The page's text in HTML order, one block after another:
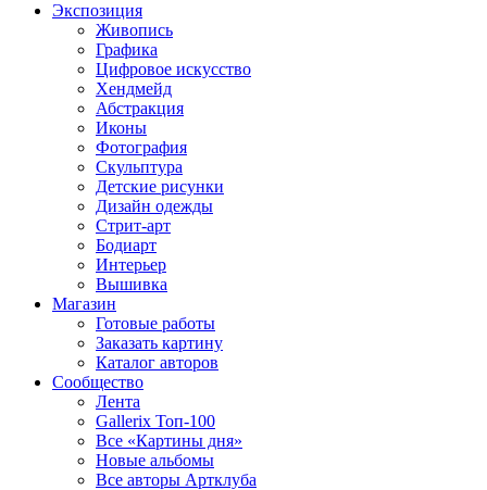
Экспозиция
Живопись
Графика
Цифровое искусство
Хендмейд
Абстракция
Иконы
Фотография
Скульптура
Детские рисунки
Дизайн одежды
Стрит-арт
Бодиарт
Интерьер
Вышивка
Магазин
Готовые работы
Заказать картину
Каталог авторов
Сообщество
Лента
Gallerix Топ-100
Все «Картины дня»
Новые альбомы
Все авторы Артклуба